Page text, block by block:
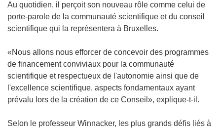
Au quotidien, il perçoit son nouveau rôle comme celui de
porte-parole de la communauté scientifique et du conseil
scientifique qui la représentera à Bruxelles.
«Nous allons nous efforcer de concevoir des programmes
de financement conviviaux pour la communauté
scientifique et respectueux de l'autonomie ainsi que de
l'excellence scientifique, aspects fondamentaux ayant
prévalu lors de la création de ce Conseil», explique-t-il.
Selon le professeur Winnacker, les plus grands défis liés à